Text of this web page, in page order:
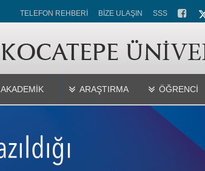
TELEFON REHBERİ BİZE ULAŞIN SSS
AKADEMİK ARAŞTIRMA ÖĞRENCİ